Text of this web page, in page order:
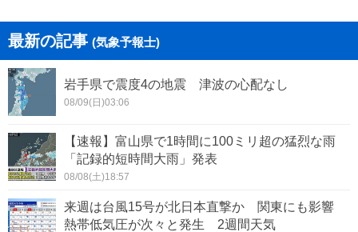
最新の記事 (気象予報士)
岩手県で震度4の地震 津波の心配なし
08/09(日)03:06
【速報】富山県で1時間に100ミリ超の猛烈な雨
「記録的短時間大雨」発表
08/08(土)18:57
来週は台風15号が北日本直撃か 関東にも影響
熱帯低気圧が次々と発生 2週間天気